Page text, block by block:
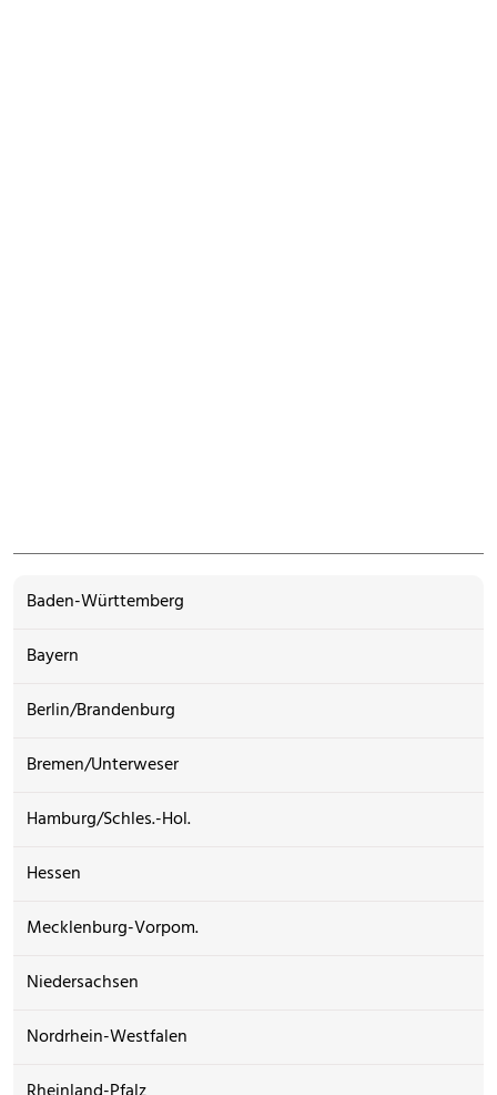
Baden-Württemberg
Bayern
Berlin/Brandenburg
Bremen/Unterweser
Hamburg/Schles.-Hol.
Hessen
Mecklenburg-Vorpom.
Niedersachsen
Nordrhein-Westfalen